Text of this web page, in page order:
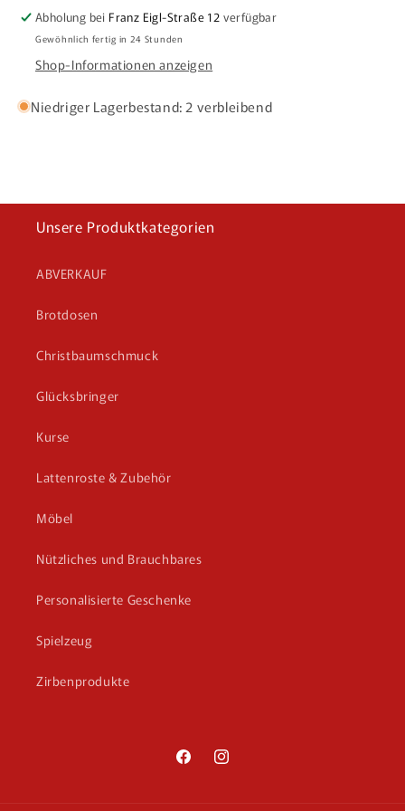
Abholung bei Franz Eigl-Straße 12 verfügbar
Gewöhnlich fertig in 24 Stunden
Shop-Informationen anzeigen
Niedriger Lagerbestand: 2 verbleibend
Unsere Produktkategorien
ABVERKAUF
Brotdosen
Christbaumschmuck
Glücksbringer
Kurse
Lattenroste & Zubehör
Möbel
Nützliches und Brauchbares
Personalisierte Geschenke
Spielzeug
Zirbenprodukte
FacebookInstagram